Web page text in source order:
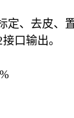
定、去皮、
口输出。